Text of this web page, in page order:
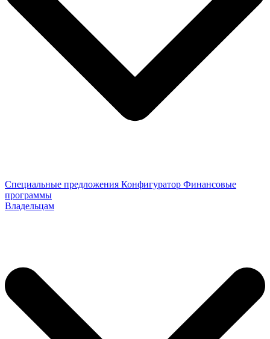
Специальные предложения Конфигуратор Финансовые
программы
Владельцам